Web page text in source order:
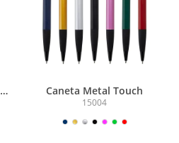
Caneta Metal Touch
15004